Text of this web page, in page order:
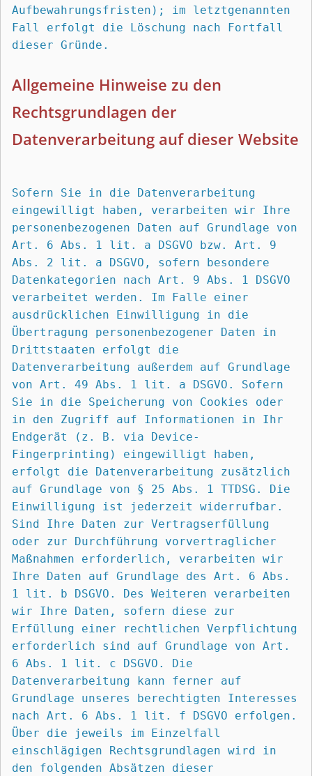
Aufbewahrungsfristen); im letztgenannten
Fall erfolgt die Löschung nach Fortfall
dieser Gründe.
Allgemeine Hinweise zu den
Rechtsgrundlagen der
Datenverarbeitung auf dieser Website
Sofern Sie in die Datenverarbeitung
eingewilligt haben, verarbeiten wir Ihre
personenbezogenen Daten auf Grundlage von
Art. 6 Abs. 1 lit. a DSGVO bzw. Art. 9
Abs. 2 lit. a DSGVO, sofern besondere
Datenkategorien nach Art. 9 Abs. 1 DSGVO
verarbeitet werden. Im Falle einer
ausdrücklichen Einwilligung in die
Übertragung personenbezogener Daten in
Drittstaaten erfolgt die
Datenverarbeitung außerdem auf Grundlage
von Art. 49 Abs. 1 lit. a DSGVO. Sofern
Sie in die Speicherung von Cookies oder
in den Zugriff auf Informationen in Ihr
Endgerät (z. B. via Device-
Fingerprinting) eingewilligt haben,
erfolgt die Datenverarbeitung zusätzlich
auf Grundlage von § 25 Abs. 1 TTDSG. Die
Einwilligung ist jederzeit widerrufbar.
Sind Ihre Daten zur Vertragserfüllung
oder zur Durchführung vorvertraglicher
Maßnahmen erforderlich, verarbeiten wir
Ihre Daten auf Grundlage des Art. 6 Abs.
1 lit. b DSGVO. Des Weiteren verarbeiten
wir Ihre Daten, sofern diese zur
Erfüllung einer rechtlichen Verpflichtung
erforderlich sind auf Grundlage von Art.
6 Abs. 1 lit. c DSGVO. Die
Datenverarbeitung kann ferner auf
Grundlage unseres berechtigten Interesses
nach Art. 6 Abs. 1 lit. f DSGVO erfolgen.
Über die jeweils im Einzelfall
einschlägigen Rechtsgrundlagen wird in
den folgenden Absätzen dieser